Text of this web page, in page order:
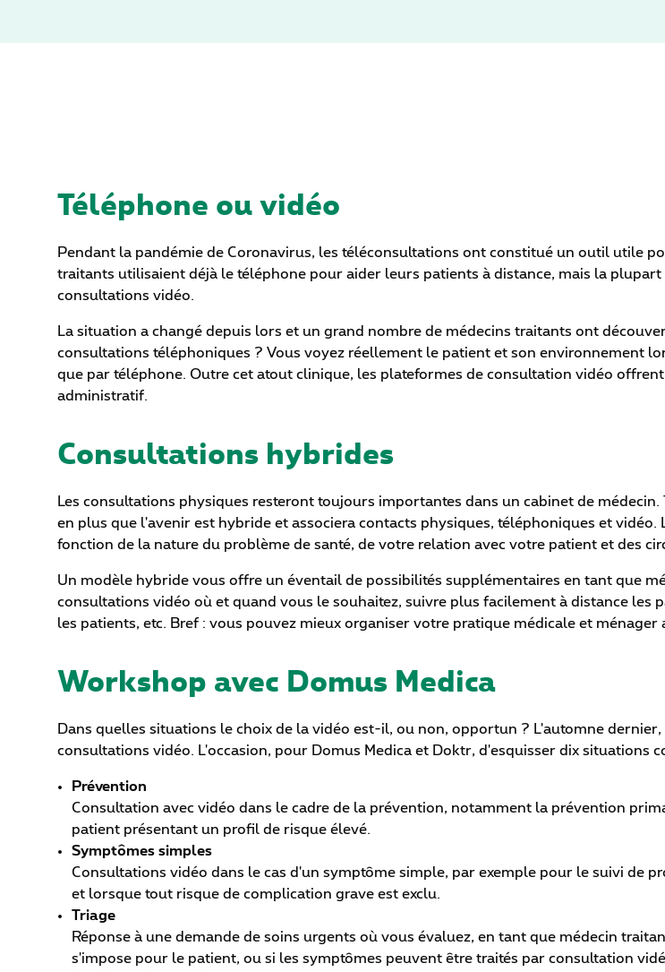
Téléphone ou vidéo
Pendant la pandémie de Coronavirus, les téléconsultations ont constitué un outil utile
traitants utilisaient déjà le téléphone pour aider leurs patients à distance, mais la
consultations vidéo.
La situation a changé depuis lors et un grand nombre de médecins traitants ont
consultations téléphoniques ? Vous voyez réellement le patient et son environnement
que par téléphone. Outre cet atout clinique, les plateformes de consultation vidéo
administratif.
Consultations hybrides
Les consultations physiques resteront toujours importantes dans un cabinet de
en plus que l'avenir est hybride et associera contacts physiques, téléphoniques et
fonction de la nature du problème de santé, de votre relation avec votre patient et des
Un modèle hybride vous offre un éventail de possibilités supplémentaires en tant que
consultations vidéo où et quand vous le souhaitez, suivre plus facilement à distance
les patients, etc. Bref : vous pouvez mieux organiser votre pratique médicale et
Workshop avec Domus Medica
Dans quelles situations le choix de la vidéo est-il, ou non, opportun ? L'automne
consultations vidéo. L'occasion, pour Domus Medica et Doktr, d'esquisser dix situations
Prévention
Consultation avec vidéo dans le cadre de la prévention, notamment la prévention
patient présentant un profil de risque élevé.
Symptômes simples
Consultations vidéo dans le cas d'un symptôme simple, par exemple pour le suivi de
et lorsque tout risque de complication grave est exclu.
Triage
Réponse à une demande de soins urgents où vous évaluez, en tant que médecin
s'impose pour le patient, ou si les symptômes peuvent être traités par consultation